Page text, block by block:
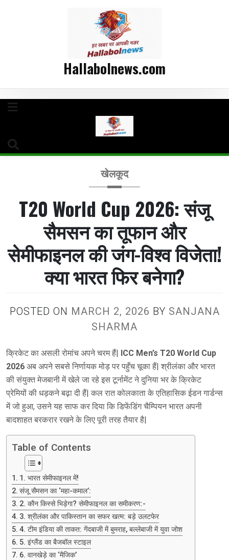
Hallabolnews.com
खेलकूद
T20 World Cup 2026: संजू
सैमसन का तूफान और
सेमीफाइनल की जंग-विश्व विजेता!
क्या भारत फिर बनेगा?
POSTED ON MARCH 2, 2026 BY SANJANA
SHARMA
क्रिकेट का असली रोमांच अपने चरम हैं| ICC Men’s T20 World Cup
2026 अब अपने सबसे निर्णायक मोड़ पर पहुँच चूका हैं| श्रीलंका और भारत
की संयुक्त मेजबानी में खेले जा रहे इस टूर्नामेंट ने दुनिया भर के क्रिकेट
प्रेमियों की धड़कने बढ़ा दी हैं| कल रात कोलकाता के एतिहासिक ईडन गार्डन्स
में जो हुआ, उसने यह साफ कर दिया कि डिफेंडिंग चैम्पियन भारत अपनी
बादशाहत बरकरार रखने के लिए पूरी तरह तैयार है|
Table of Contents
1. भारत सेमीफाइनल में!
संजू सैमसन का ‘महा-कमाल’:
2. कौन किस्से भिड़ेगा? सेमीफाइनल का समीकरण:-
3. श्रीलंका और पाकिस्तान का सफर खत्म: बड़े उलटफेर
4. टीम इंडिया की ताकत: गेंदबाजी में बुमराह, बल्लेबाजी में युवा जोश
5. इंग्लैंड का बैजबॉल स्टाइल
6. वानखेड़े का ‘मैजिक’